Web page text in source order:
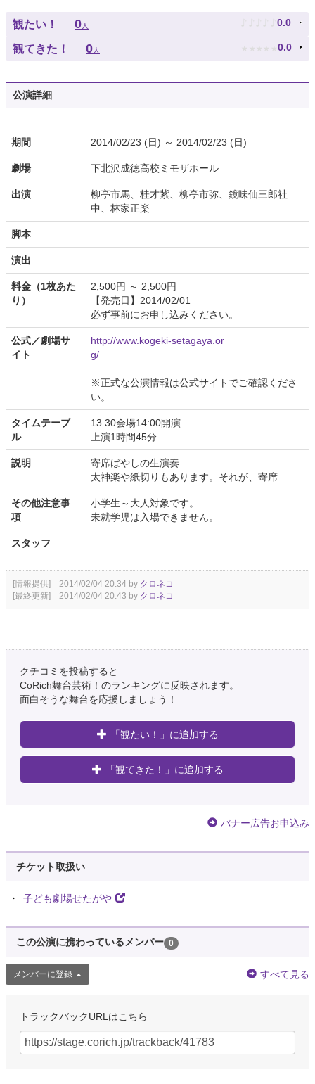
観たい！ 0人 ♪ ♪ ♪ ♪ ♪ 0.0
観てきた！ 0人 ★ ★ ★ ★ ★ 0.0
公演詳細
期間 2014/02/23 (日) ～ 2014/02/23 (日)
劇場 下北沢成徳高校ミモザホール
出演
柳亭市馬、桂才紫、柳亭市弥、鏡味仙三郎社
中、林家正楽
脚本
演出
料金（1枚あた
り）
2,500円 ～ 2,500円
【発売日】2014/02/01
必ず事前にお申し込みください。
公式／劇場サ
イト
http://www.kogeki-setagaya.or
g/
※正式な公演情報は公式サイトでご確認くださ
い。
タイムテーブ
ル
13.30会場14:00開演
上演1時間45分
説明
寄席ばやしの生演奏
太神楽や紙切りもあります。それが、寄席
その他注意事
項
小学生～大人対象です。
未就学児は入場できません。
スタッフ
[情報提供] 2014/02/04 20:34 by クロネコ
[最終更新] 2014/02/04 20:43 by クロネコ
クチコミを投稿すると
CoRich舞台芸術！のランキングに反映されます。
面白そうな舞台を応援しましょう！
「観たい！」に追加する
「観てきた！」に追加する
バナー広告お申込み
チケット取扱い
子ども劇場せたがや
この公演に携わっているメンバー 0
メンバーに登録 すべて見る
トラックバックURLはこちら